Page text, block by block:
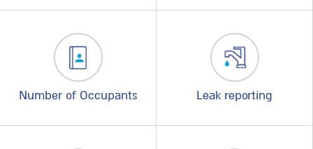
Leak reporting
Number of Occupants